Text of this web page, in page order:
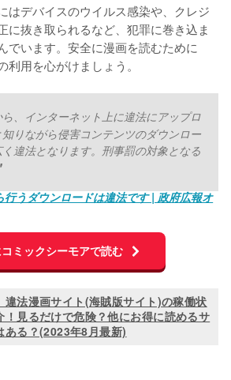
はデバイスのウイルス感染や、クレジ
に抜き取られるなど、犯罪に巻き込ま
でいます。安全に漫画を読むために
利用を心がけましょう。
、インターネット上に違法にアップロ
りながら侵害コンテンツのダウンロー
違法となります。刑事罰の対象となる
行うダウンロードは違法です | 政府広報オ
ミックシーモアで読む
違法漫画サイト(海賊版サイト)の稼働状
！見るだけで危険？他にお得に読めるサ
ある？(2023年8月最新)